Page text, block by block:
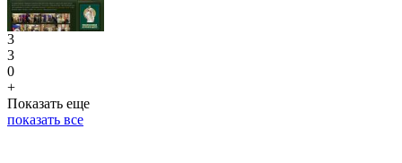
3
3
0
+
Показать еще
показать все